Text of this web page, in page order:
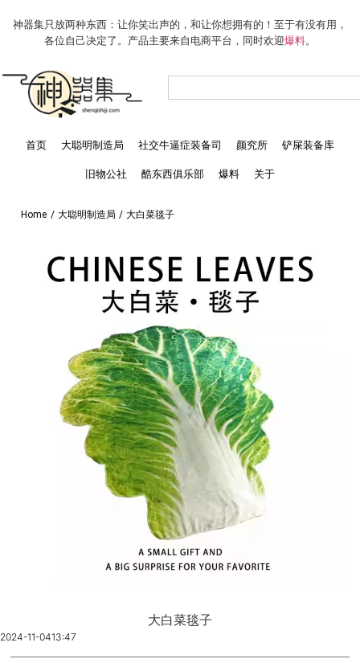
神器集只放两种东西：让你笑出声的，和让你想拥有的！至于有没有用，
各位自己决定了。产品主要来自电商平台，同时欢迎爆料。
首页 大聪明制造局 社交牛逼症装备司 颜究所 铲屎装备库
旧物公社 酷东西俱乐部 爆料 关于
Home / 大聪明制造局 / 大白菜毯子
大白菜毯子
2024-11-0413:47